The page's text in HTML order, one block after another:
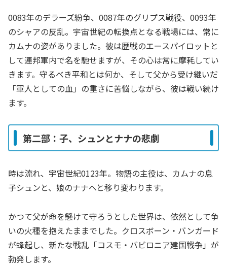
0083年のデラーズ紛争、0087年のグリプス戦役、0093年
のシャアの反乱。宇宙世紀の転換点となる戦場には、常に
カムナの姿がありました。彼は歴戦のエースパイロットと
して連邦軍内で名を馳せますが、その心は常に摩耗してい
きます。守るべき平和とは何か、そして父から受け継いだ
「軍人としての血」の重さに苦悩しながら、彼は戦い続け
ます。
第二部：子、シュンとナナの悲劇
時は流れ、宇宙世紀0123年。物語の主役は、カムナの息
子シュンと、娘のナナへと移り変わります。
かつて父が命を懸けて守ろうとした世界は、依然として争
いの火種を抱えたままでした。クロスボーン・バンガード
が蜂起し、新たな戦乱「コスモ・バビロニア建国戦争」が
勃発します。